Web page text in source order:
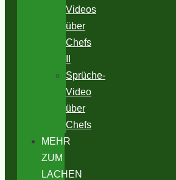
Videos
über
Chefs
Sprüche-
Video
über
Chefs
MEHR
ZUM
LACHEN